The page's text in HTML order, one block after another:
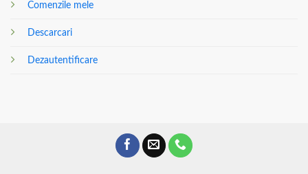
Comenzile mele
Descarcari
Dezautentificare